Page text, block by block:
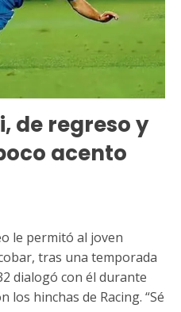
de regreso y
acento
le permitó al joven
tras una temporada
dialogó con él durante
los hinchas de Racing. “Sé